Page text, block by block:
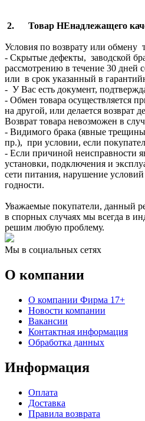
2. Товар НЕнадлежащего
Условия по возврату или обмену
- Скрытые дефекты, заводской
рассмотрению в течение 30 дней
или в срок указанный в
- У Вас есть документ,
- Обмен товара осуществляется
на другой, или делается возврат
Возврат товара невозможен в
- Видимого брака (явные
пр.), при условии, если
- Если причиной неисправности
установки, подключения и
сети питания, нарушение
годности.
Уважаемые покупатели, данный
в спорных случаях мы всегда в
решим любую проблему.
Мы в социальных сетях
О компании
О компании Фирма 17+
Новости компании
Вакансии
Контактная информация
Обработка данных
Информация
Оплата
Доставка
Правила возврата